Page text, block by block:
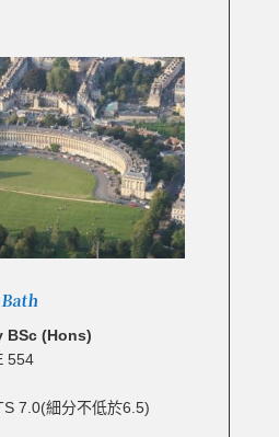
BSc (Hons)
554
7.0(細分不低於6.5)